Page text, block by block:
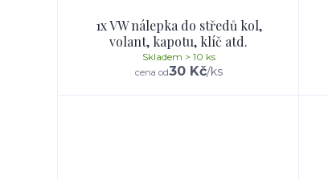
1x VW nálepka do středů kol,
volant, kapotu, klíč atd.
cena od30 Kč/ks
Skladem > 10 ks